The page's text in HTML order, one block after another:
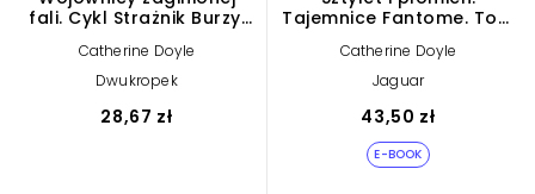
fali. Cykl Strażnik Burzy.
Catherine Doyle
Dwukropek
28,67 zł
Tajemnice Fantome. Tom
Catherine Doyle
Jaguar
43,50 zł
E-BOOK